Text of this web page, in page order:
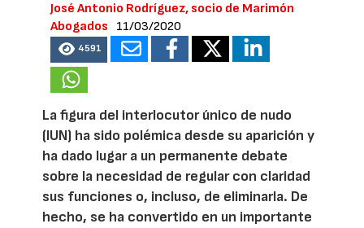
José Antonio Rodríguez, socio de Marimón
Abogados
11/03/2020
4591
La figura del interlocutor único de nudo
(IUN) ha sido polémica desde su aparición y
ha dado lugar a un permanente debate
sobre la necesidad de regular con claridad
sus funciones o, incluso, de eliminarla. De
hecho, se ha convertido en un importante